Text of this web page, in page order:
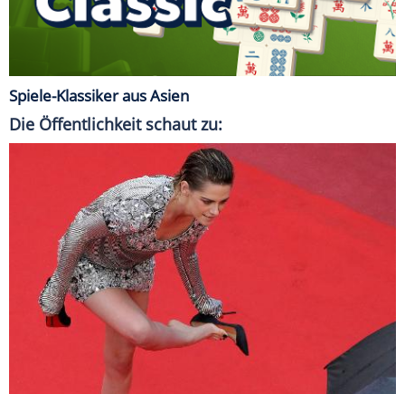
Spiele-Klassiker aus Asien
Die Öffentlichkeit schaut zu: